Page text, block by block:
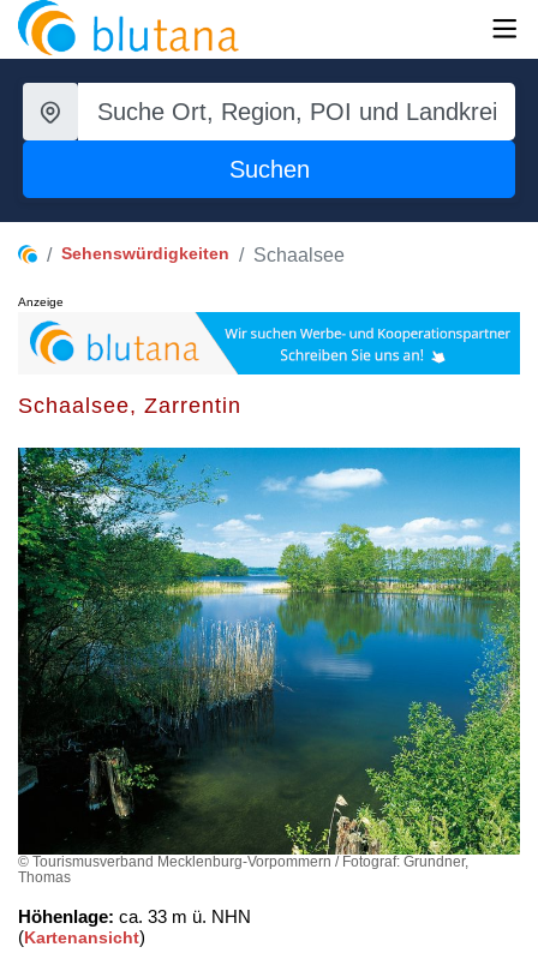
Suchen
Sehenswürdigkeiten Schaalsee
Anzeige
Schaalsee, Zarrentin
© Tourismusverband Mecklenburg-Vorpommern / Fotograf: Grundner,
Thomas
Höhenlage: ca. 33 m ü. NHN
(Kartenansicht)